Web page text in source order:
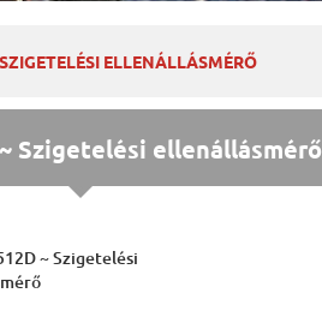
ELLENÁLLÁSMÉRŐ
~ Szigetelési ellenállásmérő
~ Szigetelési